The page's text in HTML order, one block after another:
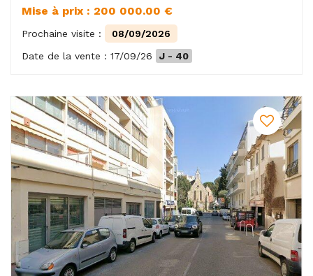
Mise à prix : 200 000.00 €
Prochaine visite :
08/09/2026
Date de la vente : 17/09/26
J - 40